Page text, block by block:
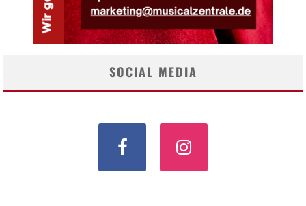
SOCIAL MEDIA